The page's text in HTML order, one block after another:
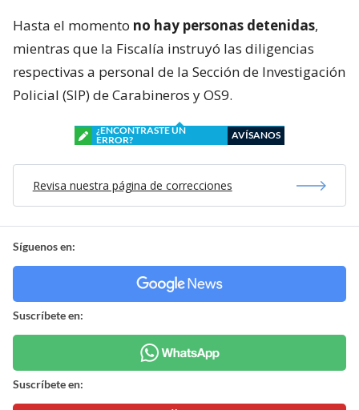
Hasta el momento no hay personas detenidas,
mientras que la Fiscalía instruyó las diligencias
respectivas a personal de la Sección de Investigación
Policial (SIP) de Carabineros y OS9.
¿ENCONTRASTE UN
ERROR?
AVÍSANOS
Revisa nuestra página de correcciones
Síguenos en:
Suscríbete en:
Suscríbete en: